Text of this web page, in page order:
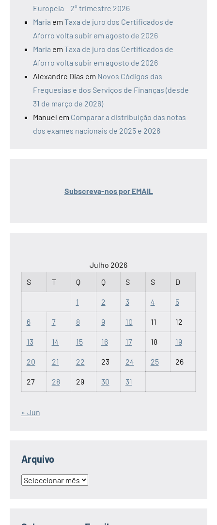
Europeia – 2º trimestre 2026
Maria em Taxa de juro dos Certificados de
Aforro volta subir em agosto de 2026
Maria em Taxa de juro dos Certificados de
Aforro volta subir em agosto de 2026
Alexandre Dias em Novos Códigos das
Freguesias e dos Serviços de Finanças (desde
31 de março de 2026)
Manuel em Comparar a distribuição das notas
dos exames nacionais de 2025 e 2026
Subscreva-nos por EMAIL
Julho 2026
S
T Q Q S S D
1 2 3 4 5
6 7 8 9 10 11 12
13 14 15 16 17 18 19
20 21 22 23 24 25 26
27 28 29 30 31
« Jun
Arquivo
Arquivo